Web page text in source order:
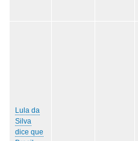
Lula da
Silva
dice que